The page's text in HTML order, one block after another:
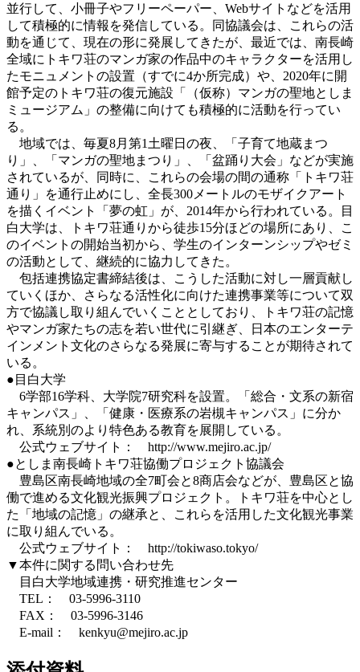
並行して、小冊子やフリーペーパー、Webサイトなどを活用
して積極的に情報を発信している。同協議会は、これらの活
動を通じて、現在の形に発展してきたが、最近では、南長崎
全域にトキワ荘のマンガ家の作品中のキャラクターを活用し
たモニュメントの設置（すでに4か所完成）や、2020年に開
館予定のトキワ荘の復元施設「（仮称）マンガの聖地としま
ミュージアム」の整備に向けても積極的に活動を行ってい
る。
地域では、毎夏8月第1土曜日の夜、「子育て地蔵まつ
り」、「マンガの聖地まつり」、「盆踊り大会」などが実施
されているが、同時に、これらの会場の間の通称「トキワ荘
通り」を通行止めにし、全長300メートルのモザイクアート
を描くイベント「夢の虹」が、2014年から行われている。目
白大学は、トキワ荘通りから徒歩15分ほどの場所にあり、こ
のイベントの開始当初から、学生のインターンシップやゼミ
の活動として、継続的に協力してきた。
包括連携協定書締結後は、こうした活動に対し一層貢献し
ていくほか、さらなる活性化に向けた連携事業等について双
方で協議し取り組んでいくこととしており、トキワ荘の記憶
やマンガ家たちの志を若い世代に引継ぎ、日本のエンターテ
インメント文化のさらなる発展に寄与することが期待されて
いる。
●目白大学
6学部16学科、大学院7研究科を設置。「総合・文系の新宿
キャンパス」、「健康・医療系の岩槻キャンパス」に分か
れ、系統別のより特色ある教育を展開している。
公式ウェブサイト： http://www.mejiro.ac.jp/
●としま南長崎トキワ荘協働プロジェクト協議会
豊島区南長崎地域の全7町会と8商店会などが、豊島区と協
働で進める文化観光振興プロジェクト。トキワ荘を中心とし
た「地域の記憶」の継承と、これらを活用した文化観光事業
に取り組んでいる。
公式ウェブサイト： http://tokiwaso.tokyo/
▼本件に関する問い合わせ先
目白大学地域連携・研究推進センター
TEL： 03-5996-3110
FAX： 03-5996-3146
E-mail： kenkyu@mejiro.ac.jp